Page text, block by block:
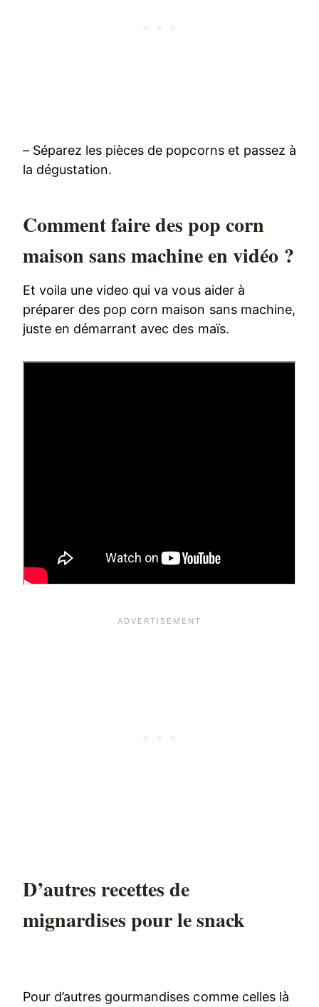
– Séparez les pièces de popcorns et passez à
la dégustation.
Comment faire des pop corn
maison sans machine en vidéo ?
Et voila une video qui va vous aider à
préparer des pop corn maison sans machine,
juste en démarrant avec des maïs.
D’autres recettes de
mignardises pour le snack
Pour d’autres gourmandises comme celles là